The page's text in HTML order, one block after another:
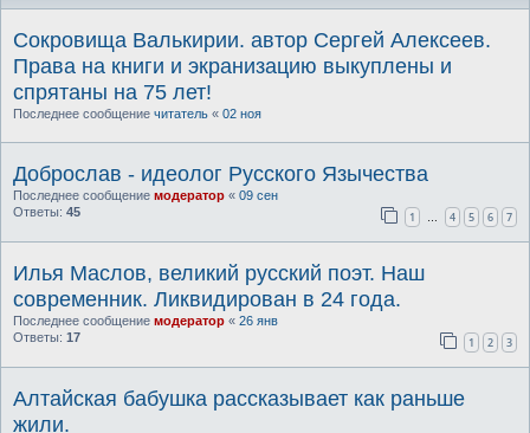
Сокровища Валькирии. автор Сергей Алексеев.
Права на книги и экранизацию выкуплены и
спрятаны на 75 лет!
Последнее сообщение читатель « 02 ноя
Доброслав - идеолог Русского Язычества
Последнее сообщение модератор « 09 сен
Ответы: 45 1 4 5 6 7
Илья Маслов, великий русский поэт. Наш
современник. Ликвидирован в 24 года.
Последнее сообщение модератор « 26 янв
Ответы: 17 1 2 3
Алтайская бабушка рассказывает как раньше
жили.